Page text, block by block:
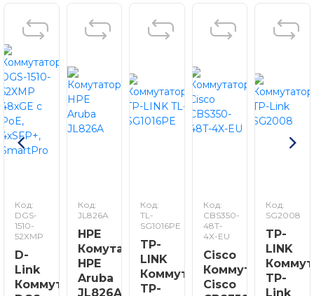
Код:
DGS-
1510-
52XMP
D-
Link
Коммутатор
Код:
JL826A
HPE
Комутатор
HPE
Aruba
JL826A
Код:
TL-
SG1016PE
TP-
LINK
Коммутатор
TP-
Код:
CBS350-
48T-
4X-EU
Cisco
Коммутатор
Cisco
Код:
SG2008
TP-
LINK
TP-
Link